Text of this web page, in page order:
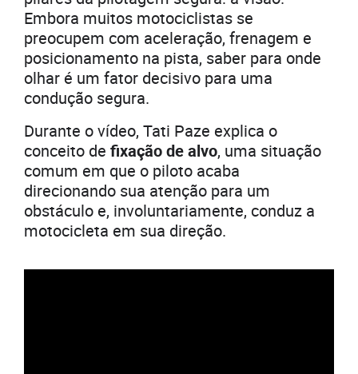
Embora muitos motociclistas se
preocupem com aceleração, frenagem e
posicionamento na pista, saber para onde
olhar é um fator decisivo para uma
condução segura.
Durante o vídeo, Tati Paze explica o
conceito de fixação de alvo, uma situação
comum em que o piloto acaba
direcionando sua atenção para um
obstáculo e, involuntariamente, conduz a
motocicleta em sua direção.